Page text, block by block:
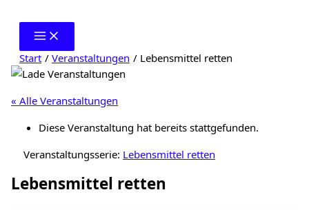
springen
Start
Veranstaltungen Lebensmittel retten
« Alle Veranstaltungen
Diese Veranstaltung hat bereits stattgefunden.
Veranstaltungsserie: Lebensmittel retten
Lebensmittel retten